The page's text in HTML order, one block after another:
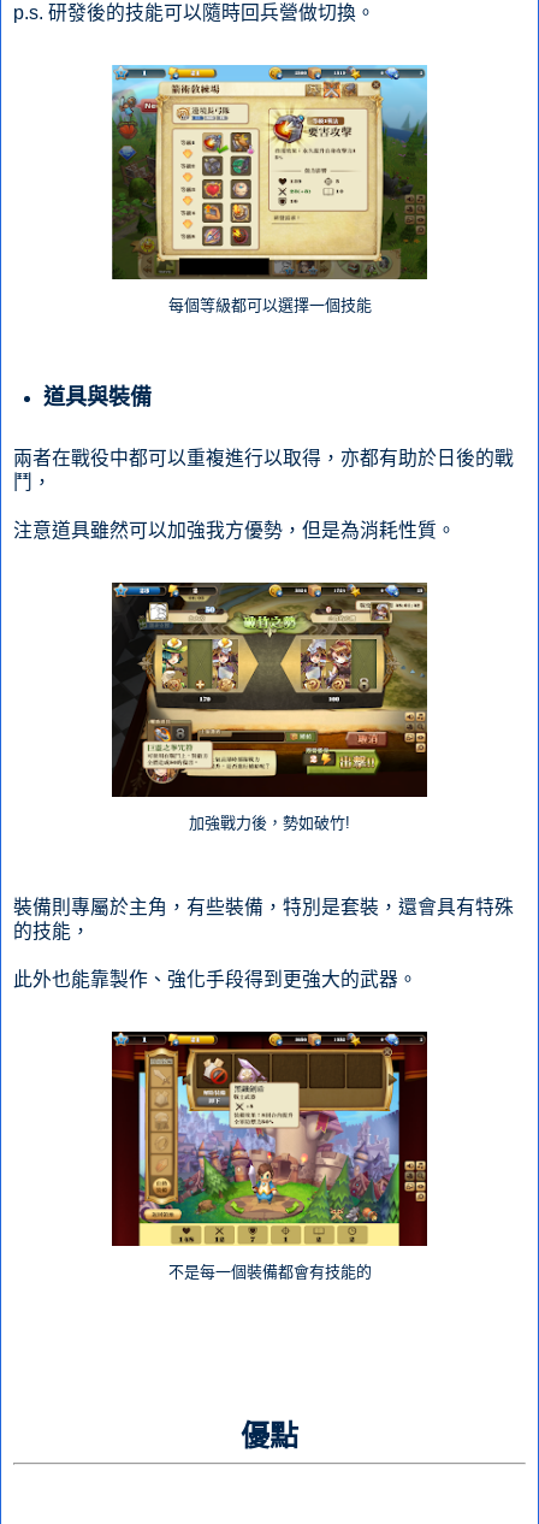
p.s. 研發後的技能可以隨時回兵營做切換。
每個等級都可以選擇一個技能
道具與裝備
兩者在戰役中都可以重複進行以取得，亦都有助於日後的戰
鬥，
注意道具雖然可以加強我方優勢，但是為消耗性質。
加強戰力後，勢如破竹!
裝備則專屬於主角，有些裝備，特別是套裝，還會具有特殊
的技能，
此外也能靠製作、強化手段得到更強大的武器。
不是每一個裝備都會有技能的
優點